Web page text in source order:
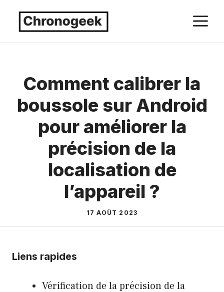
Comment calibrer la
boussole sur Android
pour améliorer la
précision de la
localisation de
l’appareil ?
17 AOÛT 2023
Liens rapides
Vérification de la précision de la